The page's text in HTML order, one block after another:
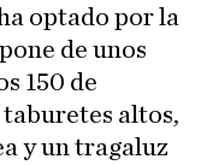
optado por la
de unos
150 de
altos,
y un tragaluz